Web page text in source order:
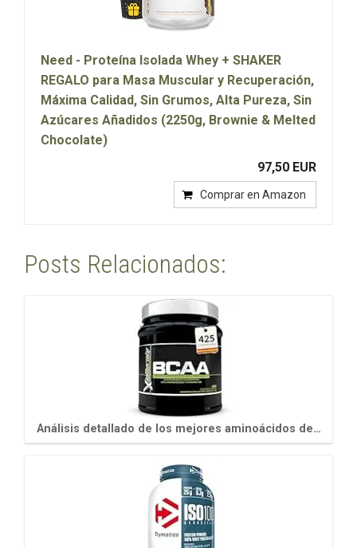
Need - Proteína Isolada Whey + SHAKER
REGALO para Masa Muscular y Recuperación,
Máxima Calidad, Sin Grumos, Alta Pureza, Sin
Azúcares Añadidos (2250g, Brownie & Melted
Chocolate)
97,50 EUR
Comprar en Amazon
Posts Relacionados:
Análisis detallado de los mejores aminoácidos de…